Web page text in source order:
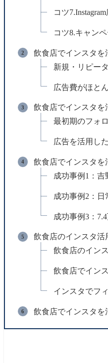
コツ
コツ8.キャン
飲食店でインスタを
新規・リピー
広告費がほと
飲食店でインスタを
最初期のフォ
広告を活用し
飲食店でインスタを
成功事例1：
成功事例2：
成功事例3：
飲食店のインスタ活
飲食店のイン
飲食店でイン
インスタでフ
飲食店でインスタを